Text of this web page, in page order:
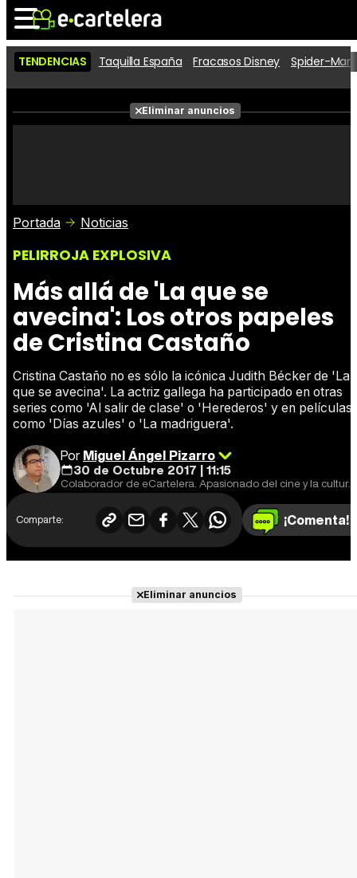
Noticias Cartelera
Películas
Críticas
TENDENCIAS Taquilla España Fracasos Disney Spider-
Eliminar anuncios
Portada Noticias
PELIRROJA EXPLOSIVA
Más allá de 'La que se
avecina': Los otros papeles
de Cristina Castaño
Cristina Castaño no es sólo la icónica Judith Bécker de 'La
que se avecina'. La actriz gallega ha participado en otras
series como 'Al salir de clase' o 'Herederos' y en películas
como 'Días azules' o 'La madriguera'.
PorMiguel Ángel Pizarro
30 de Octubre 2017 | 11:15
Colaborador de eCartelera. Apasionado del cine y la cultura en general. Cine europeo y de animación, mi especialidad.
Comparte: ¡Comenta!
Eliminar anuncios